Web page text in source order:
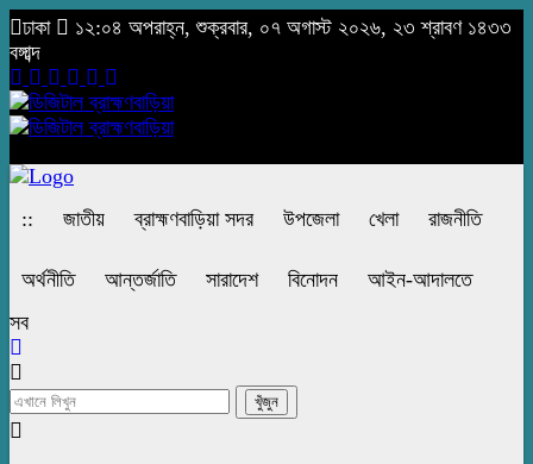
ঢাকা
১২:০৪ অপরাহ্ন, শুক্রবার, ০৭ অগাস্ট ২০২৬, ২৩ শ্রাবণ ১৪৩৩
বঙ্গাব্দ
:: জাতীয় ব্রাহ্মণবাড়িয়া সদর উপজেলা খেলা রাজনীতি
অর্থনীতি আন্তর্জাতি সারাদেশ বিনোদন
আইন-আদালতে
সব